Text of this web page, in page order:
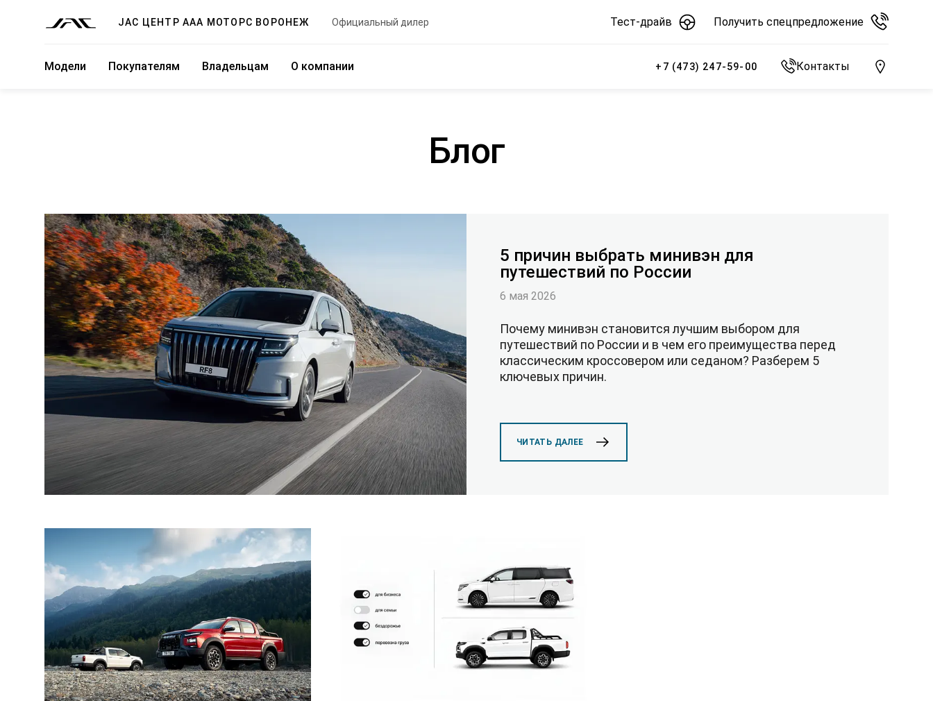
JAC ЦЕНТР ААА МОТОРС ВОРОНЕЖ Официальный дилер Тест-драйв Получить спецпредложение
Модели Покупателям Владельцам О компании +7 (473) 247-59-00 Контакты
Блог
5 причин выбрать минивэн для
путешествий по России
6 мая 2026
Почему минивэн становится лучшим выбором для
путешествий по России и в чем его преимущества перед
классическим кроссовером или седаном? Разберем 5
ключевых причин.
ЧИТАТЬ ДАЛЕЕ